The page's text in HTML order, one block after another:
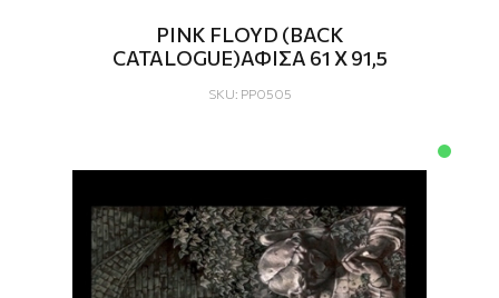
PINK FLOYD (BACK
CATALOGUE)ΑΦΙΣΑ 61 X 91,5
SKU: PP0505